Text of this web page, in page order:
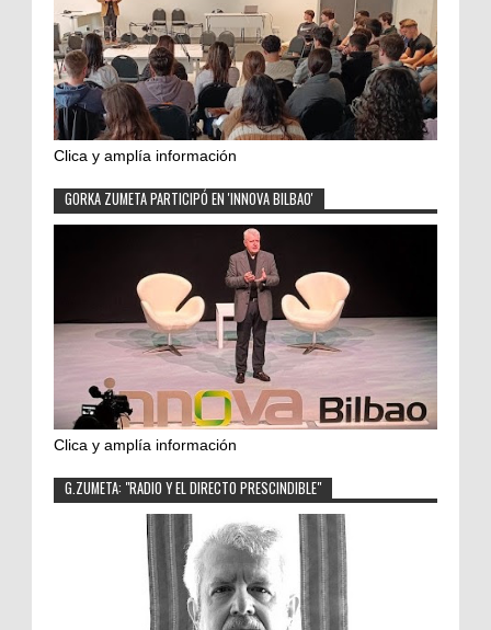
Clica y amplía información
GORKA ZUMETA PARTICIPÓ EN 'INNOVA BILBAO'
Clica y amplía información
G.ZUMETA: "RADIO Y EL DIRECTO PRESCINDIBLE"